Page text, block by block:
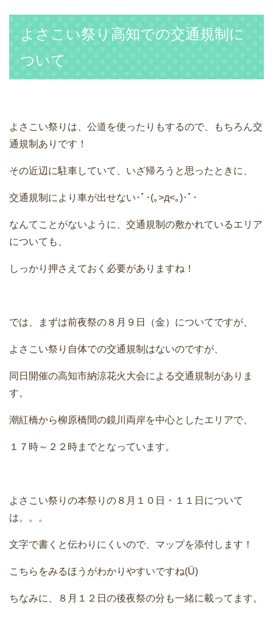
よさこい祭り高知での交通規制に
ついて
よさこい祭りは、公道を使ったりもするので、もちろん交
通規制ありです！
その近辺に駐車していて、いざ帰ろうと思ったときに、
交通規制により車が出せない･ﾟ･(｡>д<｡)･ﾟ･
なんてことがないように、交通規制の敷かれているエリア
についても、
しっかり押さえておく必要がありますね！
では、まずは前夜祭の８月９日（金）についてですが、
よさこい祭り自体での交通規制はないのですが、
同日開催の高知市納涼花火大会による交通規制がありま
す。
潮紅橋から柳原橋間の鏡川両岸を中心としたエリアで、
１７時～２２時までとなっています。
よさこい祭りの本祭りの８月１０日・１１日について
は。。。
文字で書くと伝わりにくいので、マップを添付します！
こちらをみるほうがわかりやすいですね(Ü)
ちなみに、８月１２日の後夜祭の分も一緒に載ってます。